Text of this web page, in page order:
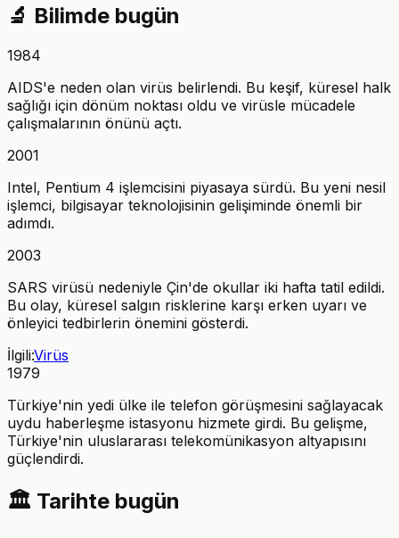
🔬 Bilimde bugün
1984
AIDS'e neden olan virüs belirlendi. Bu keşif, küresel halk
sağlığı için dönüm noktası oldu ve virüsle mücadele
çalışmalarının önünü açtı.
2001
Intel, Pentium 4 işlemcisini piyasaya sürdü. Bu yeni nesil
işlemci, bilgisayar teknolojisinin gelişiminde önemli bir
adımdı.
2003
SARS virüsü nedeniyle Çin'de okullar iki hafta tatil edildi.
Bu olay, küresel salgın risklerine karşı erken uyarı ve
önleyici tedbirlerin önemini gösterdi.
İlgili:Virüs
1979
Türkiye'nin yedi ülke ile telefon görüşmesini sağlayacak
uydu haberleşme istasyonu hizmete girdi. Bu gelişme,
Türkiye'nin uluslararası telekomünikasyon altyapısını
güçlendirdi.
🏛️ Tarihte bugün